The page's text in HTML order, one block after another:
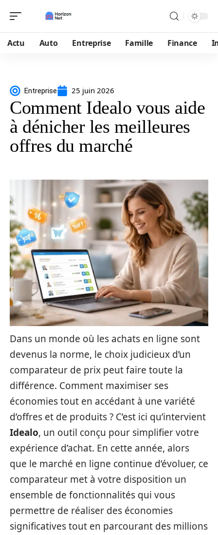
Actu Auto Entreprise Famille Finance
Entreprise 25 juin 2026
Comment Idealo vous aide
à dénicher les meilleures
offres du marché
Dans un monde où les achats en ligne sont
devenus la norme, le choix judicieux d’un
comparateur de prix peut faire toute la
différence. Comment maximiser ses
économies tout en accédant à une variété
d’offres et de produits ? C’est ici qu’intervient
Idealo, un outil conçu pour simplifier votre
expérience d’achat. En cette année, alors
que le marché en ligne continue d’évoluer, ce
comparateur met à votre disposition un
ensemble de fonctionnalités qui vous
permettre de réaliser des économies
significatives tout en parcourant des millions